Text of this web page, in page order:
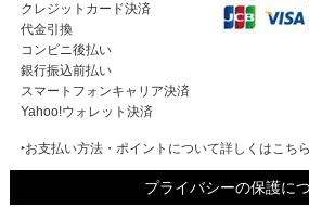
クレジットカード決済
代金引換
コンビニ後払い
銀行振込前払い
スマートフォンキャリア決済
Yahoo!ウォレット決済
‣お支払い方法・ポイントについて詳しくはこちら
プライバシーの保護に